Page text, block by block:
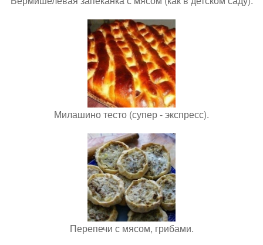
Милашино тесто (супер - экспресс).
Перепечи с мясом, грибами.